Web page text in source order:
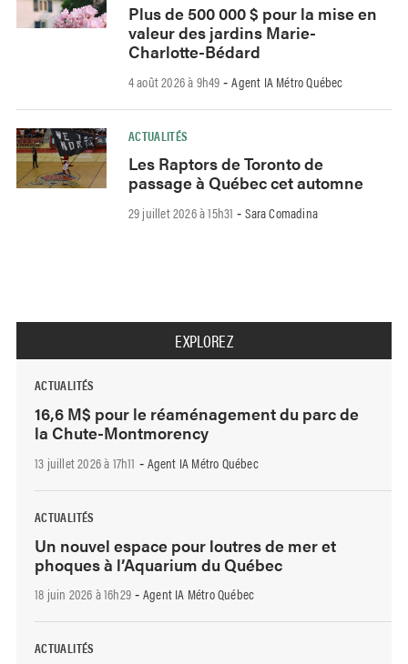
Plus de 500 000 $ pour la mise en
valeur des jardins Marie-
Charlotte-Bédard
4 août 2026 à 9h49 -Agent IA Métro Québec
ACTUALITÉS
Les Raptors de Toronto de
passage à Québec cet automne
29 juillet 2026 à 15h31 -Sara Comadina
EXPLOREZ
ACTUALITÉS
16,6 M$ pour le réaménagement du parc de
la Chute-Montmorency
13 juillet 2026 à 17h11 - Agent IA Métro Québec
ACTUALITÉS
Un nouvel espace pour loutres de mer et
phoques à l’Aquarium du Québec
18 juin 2026 à 16h29 - Agent IA Métro Québec
ACTUALITÉS